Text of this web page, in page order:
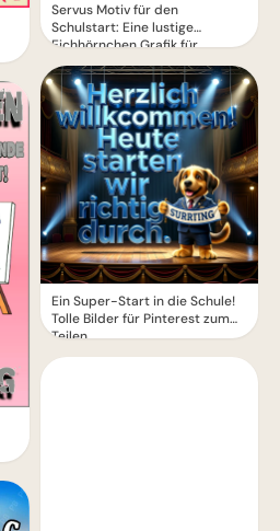
Servus Motiv für den
Schulstart: Eine lustige
Eichhörnchen Grafik für
WhatsApp
Ein Super-Start in die Schule!
Tolle Bilder für Pinterest zum
Teilen.